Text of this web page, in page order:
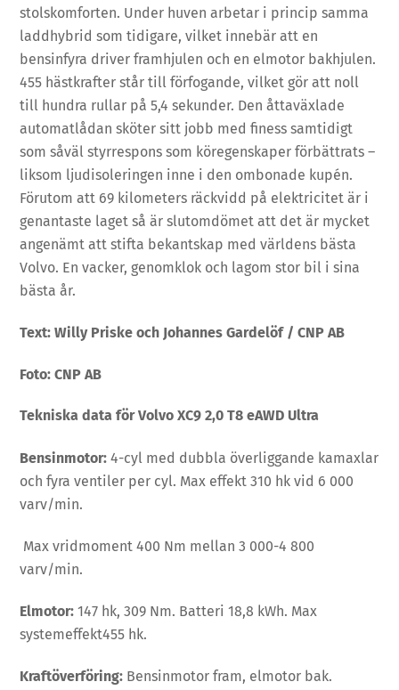
stolskomforten. Under huven arbetar i princip samma
laddhybrid som tidigare, vilket innebär att en
bensinfyra driver framhjulen och en elmotor bakhjulen.
455 hästkrafter står till förfogande, vilket gör att noll
till hundra rullar på 5,4 sekunder. Den åttaväxlade
automatlådan sköter sitt jobb med finess samtidigt
som såväl styrrespons som köregenskaper förbättrats –
liksom ljudisoleringen inne i den ombonade kupén.
Förutom att 69 kilometers räckvidd på elektricitet är i
genantaste laget så är slutomdömet att det är mycket
angenämt att stifta bekantskap med världens bästa
Volvo. En vacker, genomklok och lagom stor bil i sina
bästa år.
Text: Willy Priske och Johannes Gardelöf / CNP AB
Foto: CNP AB
Tekniska data för Volvo XC9 2,0 T8 eAWD Ultra
Bensinmotor:4-cyl med dubbla överliggande kamaxlar
och fyra ventiler per cyl. Max effekt 310 hk vid 6 000
varv/min.
Max vridmoment 400 Nm mellan 3 000-4 800
varv/min.
Elmotor: 147 hk, 309 Nm. Batteri 18,8 kWh. Max
systemeffekt455 hk.
Kraftöverföring: Bensinmotor fram, elmotor bak.